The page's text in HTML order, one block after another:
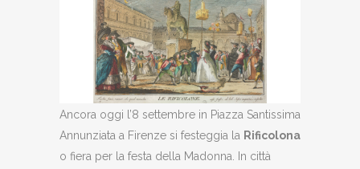
Ancora oggi l’8 settembre in Piazza Santissima
Annunziata a Firenze si festeggia la Rificolona
o fiera per la festa della Madonna. In città